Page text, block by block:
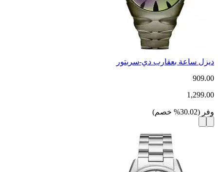
ديزل ساعة بعقارب دي-سربتور
909.00
1,299.00
وفر (
30.02
% خصم)